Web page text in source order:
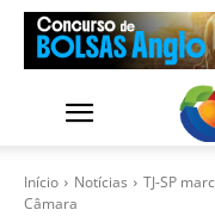
Início Notícias
TJ-SP
Câmara